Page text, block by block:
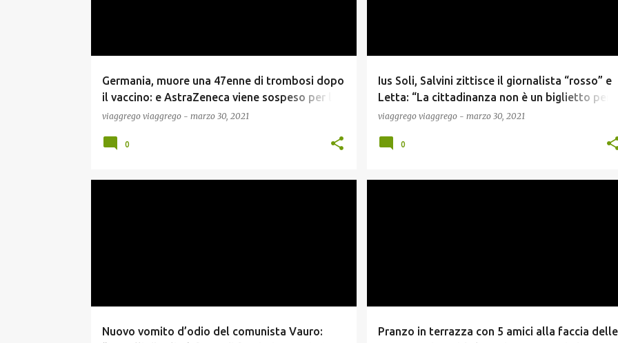
Germania, muore una 47enne di trombosi dopo
il vaccino: e AstraZeneca viene sospeso per le
donne giovani
viaggrego viaggrego - marzo 30, 2021
0
Ius Soli, Salvini zittisce il giornalista “rosso” e
Letta: “La cittadinanza non è un biglietto per il
luna park”
viaggrego viaggrego - marzo 30, 2021
0
Nuovo vomito d’odio del comunista Vauro:
Pranzo in terrazza con 5 amici alla faccia delle